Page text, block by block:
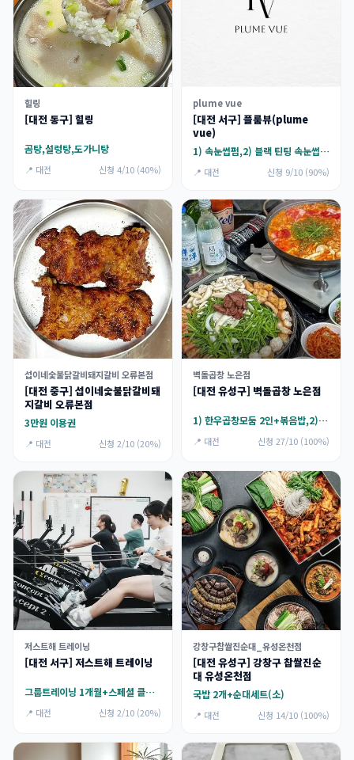
힐링
[대전 동구] 힐링
곰탕,설렁탕,도가니탕
📍 대전 신청 4/10 (40%)
plume vue
[대전 서구] 플룸뷰(plume
vue)
1) 속눈썹펌,2) 블랙 틴팅 속눈썹펌,3) 영양케어 속눈썹펌
📍 대전 신청 9/10 (90%)
섭이네숯불닭갈비돼지갈비 오류본점
[대전 중구] 섭이네숯불닭갈비돼
지갈비 오류본점
3만원 이용권
📍 대전 신청 2/10 (20%)
벽돌곱창 노은점
[대전 유성구] 벽돌곱창 노은점
1) 한우곱창모둠 2인+볶음밥,2) 한우곱창모둠 2인+오징어김치칼국수
📍 대전 신청 27/10 (100%)
저스트해 트레이닝
[대전 서구] 저스트해 트레이닝
그룹트레이닝 1개월+스페셜 클래스 참여권
📍 대전 신청 2/10 (20%)
강창구찹쌀진순대_유성온천점
[대전 유성구] 강창구 찹쌀진순
대 유성온천점
국밥 2개+순대세트(소)
📍 대전 신청 14/10 (100%)